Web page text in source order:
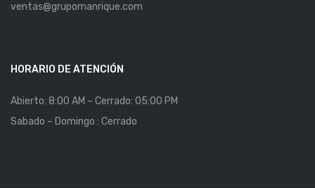
ventas@grupomanrique.com
HORARIO DE ATENCIÓN
Abierto: 8:00 AM – Cerrado: 05:00 PM
Sabado – Domingo : Cerrado